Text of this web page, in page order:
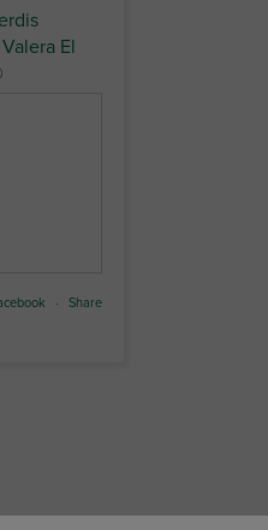
Valera El
· Share